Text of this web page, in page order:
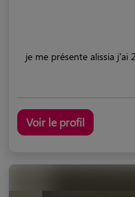
je me présente alissia j'ai
Voir le profil